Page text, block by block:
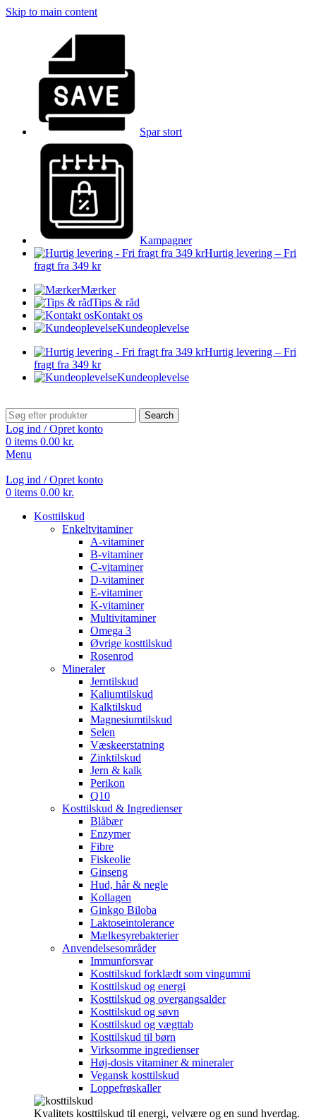
Skip to main content
Spar stort
Kampagner
Hurtig levering – Fri
fragt fra 349 kr
Mærker
Tips & råd
Kontakt os
Kundeoplevelse
Hurtig levering – Fri
fragt fra 349 kr
Kundeoplevelse
Search
Log ind / Opret konto
0 items 0.00 kr.
Menu
Log ind / Opret konto
0 items 0.00 kr.
Kosttilskud
Enkeltvitaminer
A-vitaminer
B-vitaminer
C-vitaminer
D-vitaminer
E-vitaminer
K-vitaminer
Multivitaminer
Omega 3
Øvrige kosttilskud
Rosenrod
Mineraler
Jerntilskud
Kaliumtilskud
Kalktilskud
Magnesiumtilskud
Selen
Væskeerstatning
Zinktilskud
Jern & kalk
Perikon
Q10
Kosttilskud & Ingredienser
Blåbær
Enzymer
Fibre
Fiskeolie
Ginseng
Hud, hår & negle
Kollagen
Ginkgo Biloba
Laktoseintolerance
Mælkesyrebakterier
Anvendelsesområder
Immunforsvar
Kosttilskud forklædt som vingummi
Kosttilskud og energi
Kosttilskud og overgangsalder
Kosttilskud og søvn
Kosttilskud og vægttab
Kosttilskud til børn
Virksomme ingredienser
Høj-dosis vitaminer & mineraler
Vegansk kosttilskud
Loppefrøskaller
Kvalitets kosttilskud til energi, velvære og en sund hverdag.